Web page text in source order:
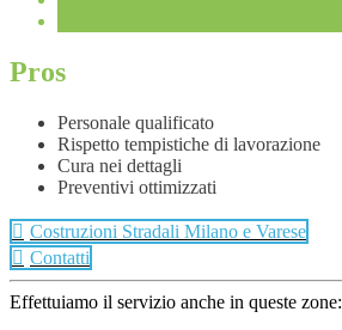
Pros
Personale qualificato
Rispetto tempistiche di lavorazione
Cura nei dettagli
Preventivi ottimizzati
Costruzioni Stradali Milano e Varese
Contatti
Effettuiamo il servizio anche in queste zone: